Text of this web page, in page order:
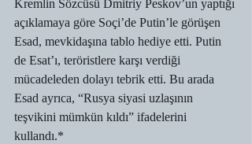
Kremlin Sözcüsü Dmitriy Peskov’un yaptığı
açıklamaya göre Soçi’de Putin’le görüşen
Esad, mevkidaşına tablo hediye etti. Putin
de Esat’ı, teröristlere karşı verdiği
mücadeleden dolayı tebrik etti. Bu arada
Esad ayrıca, “Rusya siyasi uzlaşının
teşvikini mümkün kıldı” ifadelerini
kullandı.*